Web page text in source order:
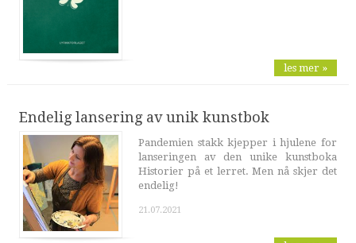
les mer »
Endelig lansering av unik kunstbok
Pandemien stakk kjepper i hjulene for
lanseringen av den unike kunstboka
Historier på et lerret. Men nå skjer det
endelig!
21.07.2021